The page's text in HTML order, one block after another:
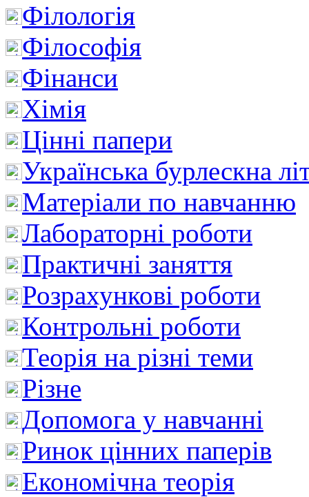
Філологія
Філософія
Фінанси
Хімія
Цінні папери
Українська бурлескна
Матеріали по навчанню
Лабораторні роботи
Практичні заняття
Розрахункові роботи
Контрольні роботи
Теорія на різні теми
Різне
Допомога у навчанні
Ринок цінних паперів
Економічна теорія